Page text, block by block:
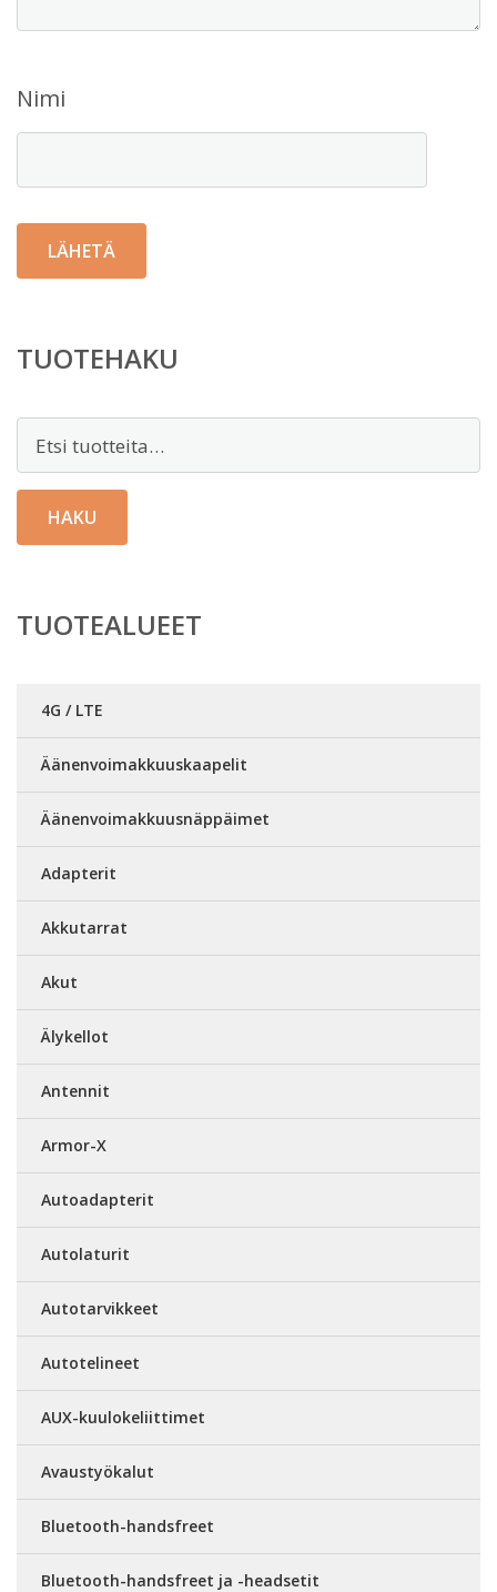
Nimi
TUOTEHAKU
HAKU
TUOTEALUEET
4G / LTE
Äänenvoimakkuuskaapelit
Äänenvoimakkuusnäppäimet
Adapterit
Akkutarrat
Akut
Älykellot
Antennit
Armor-X
Autoadapterit
Autolaturit
Autotarvikkeet
Autotelineet
AUX-kuulokeliittimet
Avaustyökalut
Bluetooth-handsfreet
Bluetooth-handsfreet ja -headsetit